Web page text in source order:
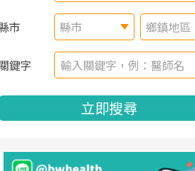
市 縣市 鄉鎮地區
鍵字
立即搜尋